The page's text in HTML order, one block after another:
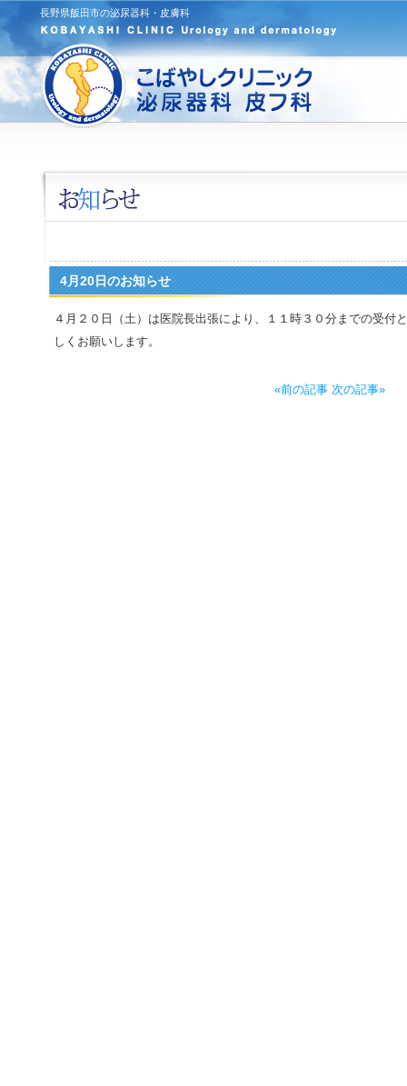
長野県飯田市の泌尿器科・皮膚科
4月20日のお知らせ
４月２０日（土）は医院長出張により、１１時３０分までの受付
しくお願いします。
«前の記事 次の記事»